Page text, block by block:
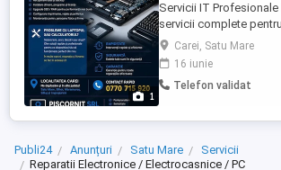
1
Servicii IT
servicii complete
laptopuri, rapide și la
Reparare PC și laptop
depanare software
configurare Windows
schimbare pastă ...
Carei, Satu Mare
16 iunie
Telefon validat
Publi24 Anunțuri Satu Mare
Servicii
Reparatii Electronice / Electrocasnice / PC